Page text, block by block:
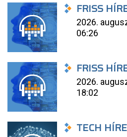
FRISS
2026.
06:26
FRISS
2026.
18:02
TECH